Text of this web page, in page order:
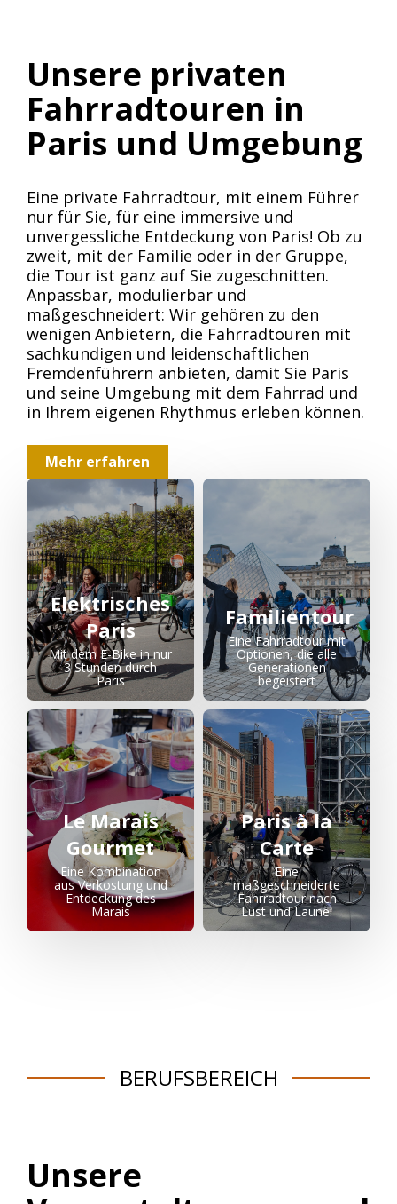
Elektrisches
Paris
Mit dem E-Bike in nur
3 Stunden durch
Paris
Familientour
Eine Fahrradtour mit
Optionen, die alle
Generationen
begeistert
Le Marais
Gourmet
Eine Kombination
aus Verkostung und
Entdeckung des
Marais
Paris à la
Carte
Eine
maßgeschneiderte
Fahrradtour nach
Lust und Laune!
Unsere privaten
Fahrradtouren in
Paris und Umgebung
Eine private Fahrradtour, mit einem Führer
nur für Sie, für eine immersive und
unvergessliche Entdeckung von Paris! Ob zu
zweit, mit der Familie oder in der Gruppe,
die Tour ist ganz auf Sie zugeschnitten.
Anpassbar, modulierbar und
maßgeschneidert: Wir gehören zu den
wenigen Anbietern, die Fahrradtouren mit
sachkundigen und leidenschaftlichen
Fremdenführern anbieten, damit Sie Paris
und seine Umgebung mit dem Fahrrad und
in Ihrem eigenen Rhythmus erleben können.
Mehr erfahren
BERUFSBEREICH
Unsere